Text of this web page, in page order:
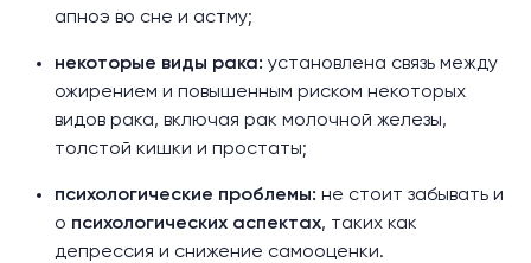
апноэ во сне и астму;
некоторые виды рака: установлена связь между
ожирением и повышенным риском некоторых
видов рака, включая рак молочной железы,
толстой кишки и простаты;
психологические проблемы: не стоит забывать и
о психологических аспектах, таких как
депрессия и снижение самооценки.